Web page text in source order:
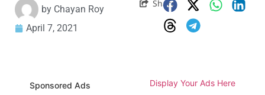
by Chayan Roy
April 7, 2021
Share
Sponsored Ads Display Your Ads Here